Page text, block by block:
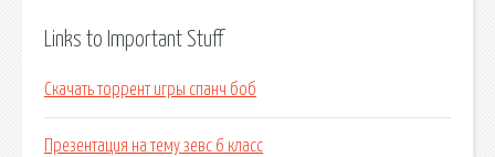
Links to Important Stuff
Скачать торрент игры спанч боб
Презентация на тему зевс 6 класс